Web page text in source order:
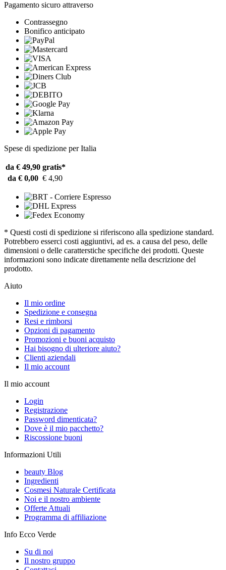
Pagamento sicuro attraverso
Contrassegno
Bonifico anticipato
Spese di spedizione per Italia
da € 49,90 gratis*
da € 0,00 € 4,90
* Questi costi di spedizione si riferiscono alla spedizione standard.
Potrebbero esserci costi aggiuntivi, ad es. a causa del peso, delle
dimensioni o delle caratterstiche specifiche dei prodotti. Queste
informazioni sono indicate direttamente nella descrizione del
prodotto.
Aiuto
Il mio ordine
Spedizione e consegna
Resi e rimborsi
Opzioni di pagamento
Promozioni e buoni acquisto
Hai bisogno di ulteriore aiuto?
Clienti aziendali
Il mio account
Il mio account
Login
Registrazione
Password dimenticata?
Dove è il mio pacchetto?
Riscossione buoni
Informazioni Utili
beauty Blog
Ingredienti
Cosmesi Naturale Certificata
Noi e il nostro ambiente
Offerte Attuali
Programma di affiliazione
Info Ecco Verde
Su di noi
Il nostro gruppo